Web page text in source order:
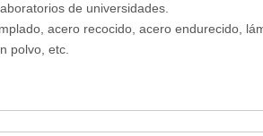
de universidades.
acero recocido, acero endurecido,
polvo, etc.